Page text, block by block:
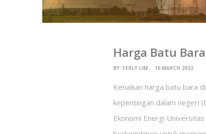
Harga Batu
BY: FERLY LIM 10 MARCH 2022
Kenaikan harga batu bara
kepentingan dalam negeri
Ekonomi Energi